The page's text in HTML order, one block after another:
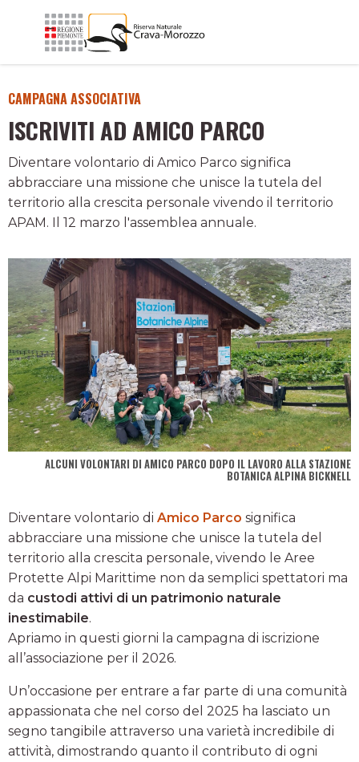
CAMPAGNA ASSOCIATIVA
ISCRIVITI AD AMICO PARCO
Diventare volontario di Amico Parco significa
abbracciare una missione che unisce la tutela del
territorio alla crescita personale vivendo il territorio
APAM. Il 12 marzo l'assemblea annuale.
ALCUNI VOLONTARI DI AMICO PARCO DOPO IL LAVORO ALLA STAZIONE
BOTANICA ALPINA BICKNELL
Diventare volontario di Amico Parco significa
abbracciare una missione che unisce la tutela del
territorio alla crescita personale, vivendo le Aree
Protette Alpi Marittime non da semplici spettatori ma
da custodi attivi di un patrimonio naturale
inestimabile.
Apriamo in questi giorni la campagna di iscrizione
all’associazione per il 2026.
Un’occasione per entrare a far parte di una comunità
appassionata che nel corso del 2025 ha lasciato un
segno tangibile attraverso una varietà incredibile di
attività, dimostrando quanto il contributo di ogni